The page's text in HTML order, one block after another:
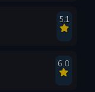
5.1
6.0